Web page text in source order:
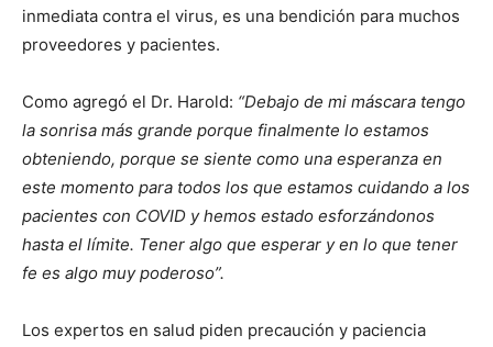
inmediata contra el virus, es una bendición para muchos
proveedores y pacientes.
Como agregó el Dr. Harold: “Debajo de mi máscara tengo
la sonrisa más grande porque finalmente lo estamos
obteniendo, porque se siente como una esperanza en
este momento para todos los que estamos cuidando a los
pacientes con COVID y hemos estado esforzándonos
hasta el límite. Tener algo que esperar y en lo que tener
fe es algo muy poderoso”.
Los expertos en salud piden precaución y paciencia